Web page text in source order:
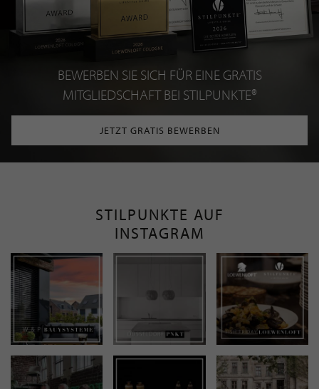
BEWERBEN SIE SICH FÜR EINE GRATIS
MITGLIEDSCHAFT BEI STILPUNKTE®
JETZT GRATIS BEWERBEN
STILPUNKTE AUF
INSTAGRAM